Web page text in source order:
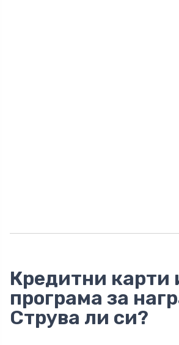
Кредитни карти
програма за
Струва ли си?